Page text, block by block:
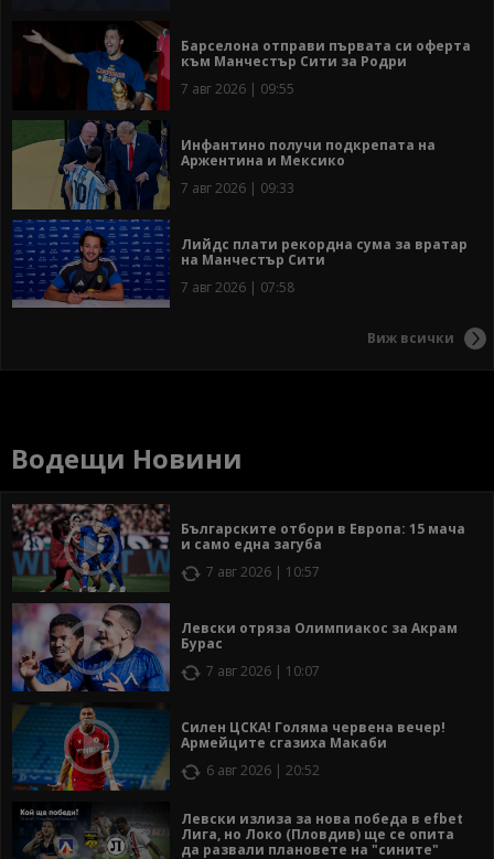
Барселона отправи първата си оферта
към Манчестър Сити за Родри
7 авг 2026 | 09:55
Инфантино получи подкрепата на
Аржентина и Мексико
7 авг 2026 | 09:33
Лийдс плати рекордна сума за вратар
на Манчестър Сити
7 авг 2026 | 07:58
Виж всички
Водещи Новини
Българските отбори в Европа: 15 мача
и само една загуба
7 авг 2026 | 10:57
Левски отряза Олимпиакос за Акрам
Бурас
7 авг 2026 | 10:07
Силен ЦСКА! Голяма червена вечер!
Армейците сгазиха Макаби
6 авг 2026 | 20:52
Левски излиза за нова победа в efbet
Лига, но Локо (Пловдив) ще се опита
да развали плановете на "сините"